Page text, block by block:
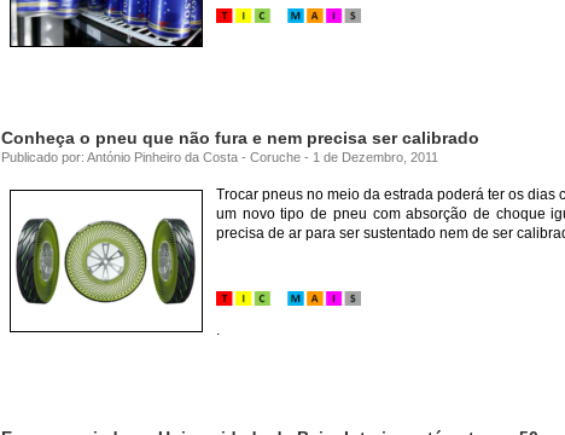
Conheça o pneu que não fura e nem precisa ser calibrado
Publicado por: António Pinheiro da Costa - Coruche - 1 de Dezembro, 2011
Trocar pneus no meio da estrada poderá ter os dias
um novo tipo de pneu com absorção de choque
precisa de ar para ser sustentado nem de ser
.